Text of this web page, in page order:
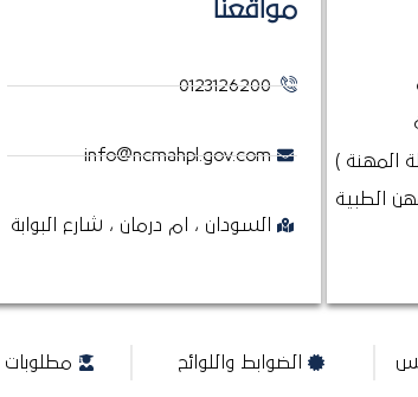
المهنة )
الطبية
مواقعنا
0123126200
info@ncmahpl.gov.com
السودان ، ام درمان ، شارع البوابة
الضوابط واللوائح مطلوبات